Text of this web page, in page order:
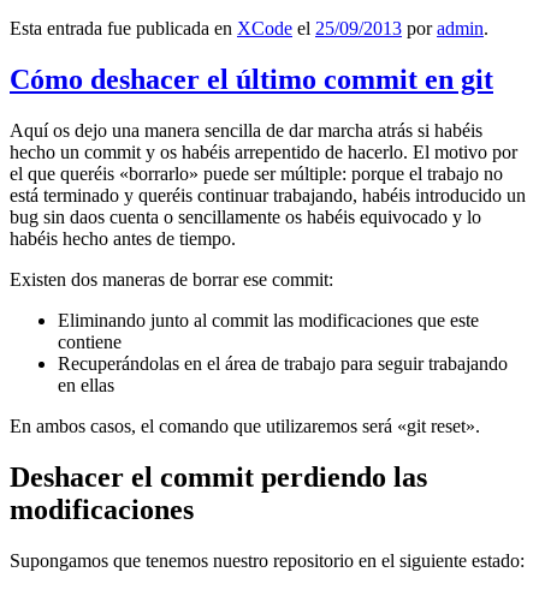
Esta entrada fue publicada en XCode el 25/09/2013 poradmin.
Cómo deshacer el último commit en git
Aquí os dejo una manera sencilla de dar marcha atrás si habéis
hecho un commit y os habéis arrepentido de hacerlo. El motivo por
el que queréis «borrarlo» puede ser múltiple: porque el trabajo no
está terminado y queréis continuar trabajando, habéis introducido un
bug sin daos cuenta o sencillamente os habéis equivocado y lo
habéis hecho antes de tiempo.
Existen dos maneras de borrar ese commit:
Eliminando junto al commit las modificaciones que este
contiene
Recuperándolas en el área de trabajo para seguir trabajando
en ellas
En ambos casos, el comando que utilizaremos será «git reset».
Deshacer el commit perdiendo las
modificaciones
Supongamos que tenemos nuestro repositorio en el siguiente estado: